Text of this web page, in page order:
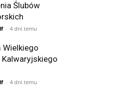
Ślubów
- 4 dni temu
Wielkiego
Kalwaryjskiego
- 4 dni temu